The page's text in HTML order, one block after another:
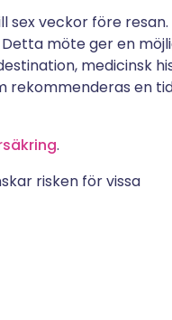
sex veckor före resan.
möte ger en
medicinsk
rekommenderas en
.
risken för vissa